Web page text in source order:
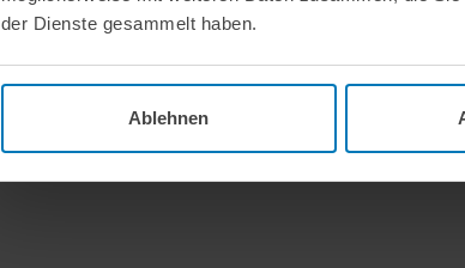
der Dienste gesammelt haben.
Ablehnen